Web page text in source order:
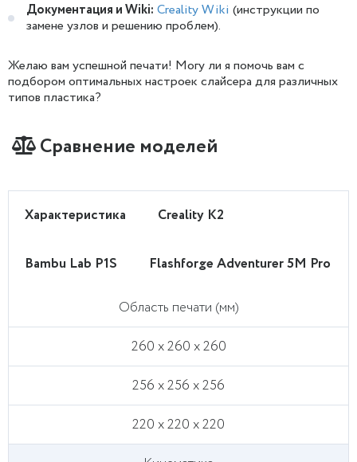
Документация и Wiki: Creality Wiki (инструкции по
замене узлов и решению проблем).
Желаю вам успешной печати! Могу ли я помочь вам с
подбором оптимальных настроек слайсера для различных
типов пластика?
Сравнение моделей
Характеристика Creality K2
Bambu Lab P1S Flashforge Adventurer 5M Pro
Область печати (мм)
260 x 260 x 260
256 x 256 x 256
220 x 220 x 220